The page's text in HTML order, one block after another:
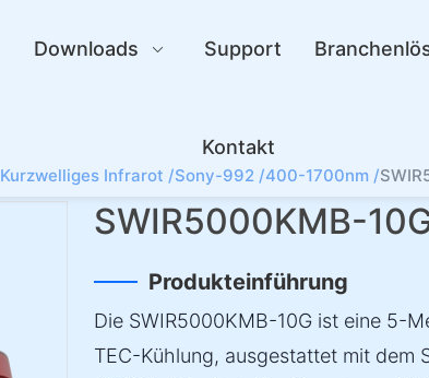
Downloads Support
Kontakt
Kurzwelliges Infrarot /Sony-992 /400-1700nm /
SWIR5000KMB-
Produkteinführung
Die SWIR5000KMB-10G ist eine 5-
TEC-Kühlung, ausgestattet mit dem